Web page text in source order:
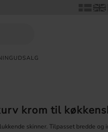
UDSALG
krom til
skinner. Tilpasset bredde og